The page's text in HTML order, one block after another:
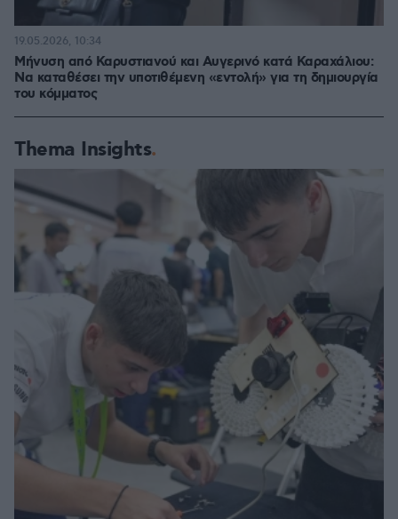
Μήνυση από Καρυστιανού και Αυγερινό κατά Καραχάλιου:
Να καταθέσει την υποτιθέμενη «εντολή» για τη δημιουργία
του κόμματος
19.05.2026, 10:34
Thema Insights